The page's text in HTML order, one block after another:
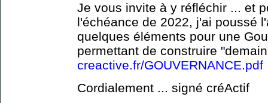
Je vous invite à y réfléchir ... et
l'échéance de 2022, j'ai poussé
quelques éléments pour une
permettant de construire
creactive.fr/GOUVERNANCE.pdf
Cordialement ... signé créActif